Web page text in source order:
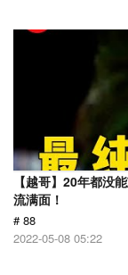
【越哥】20年都没
流满面！
# 88
2022-05-08 05:22